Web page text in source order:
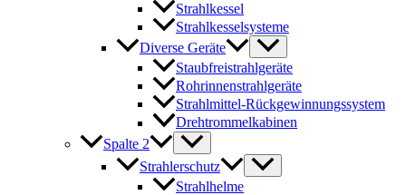
Strahlkessel
Strahlkesselsysteme
Diverse Geräte
Staubfreistrahlgeräte
Rohrinnenstrahlgeräte
Strahlmittel-Rückgewinnungssystem
Drehtrommelkabinen
Spalte 2
Strahlerschutz
Strahlhelme